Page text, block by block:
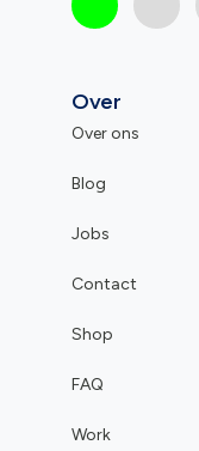
Over
Over ons
Blog
Jobs
Contact
Shop
FAQ
Work